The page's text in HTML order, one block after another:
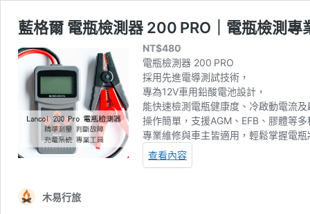
藍格爾 電瓶檢測器 200 PRO｜電瓶檢測專
NT$480
電瓶檢測器 200 PRO
採用先進電導測試技術，
專為12V車用鉛酸電池設計，
能快速檢測電瓶健康度、冷啟動電流
操作簡單，支援AGM、EFB、膠體等
專業維修與車主皆適用，輕鬆掌握電瓶
查看內容
木易行旅